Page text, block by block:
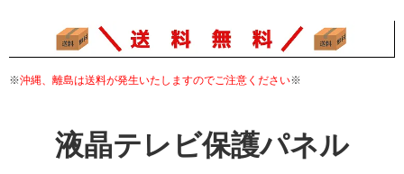
※沖縄、離島は送料が発生いたしますのでご注意ください※
液晶テレビ保護パネル